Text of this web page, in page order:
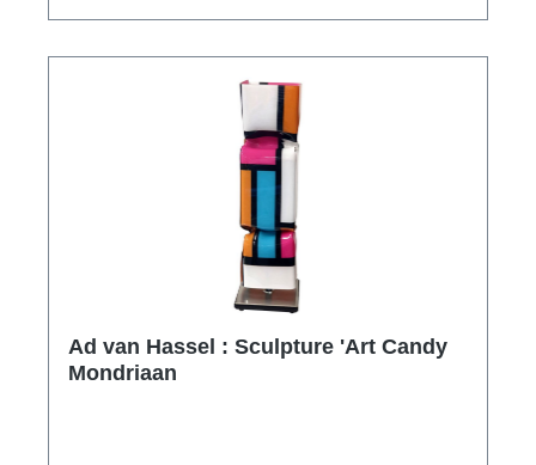
Ad van Hassel : Sculpture 'Art Candy
Mondriaan